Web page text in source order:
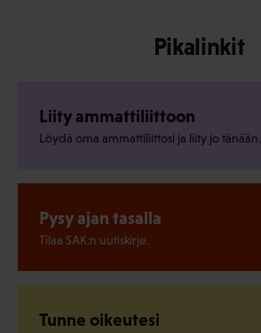
Pikalinkit
Liity ammattiliittoon
Löydä oma ammattiliittosi ja liity jo tänään.
Pysy ajan tasalla
Tilaa SAK:n uutiskirje.
Tunne oikeutesi